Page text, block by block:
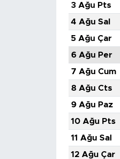
3 Ağu Pts
4 Ağu Sal
5 Ağu Çar
6 Ağu Per
7 Ağu Cum
8 Ağu Cts
9 Ağu Paz
10 Ağu Pts
11 Ağu Sal
12 Ağu Çar